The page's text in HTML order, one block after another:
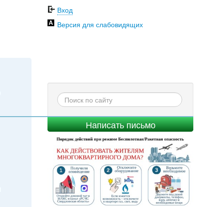
Вход
Версия для слабовидящих
Написать письмо